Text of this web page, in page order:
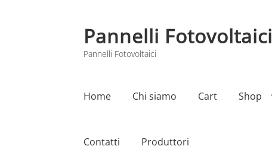
Vai
alla
navigazione
Vai
al
contenuto
Pannelli Fotovoltaici
Pannelli Fotovoltaici
Home Chi siamo Cart Shop
Contatti Produttori